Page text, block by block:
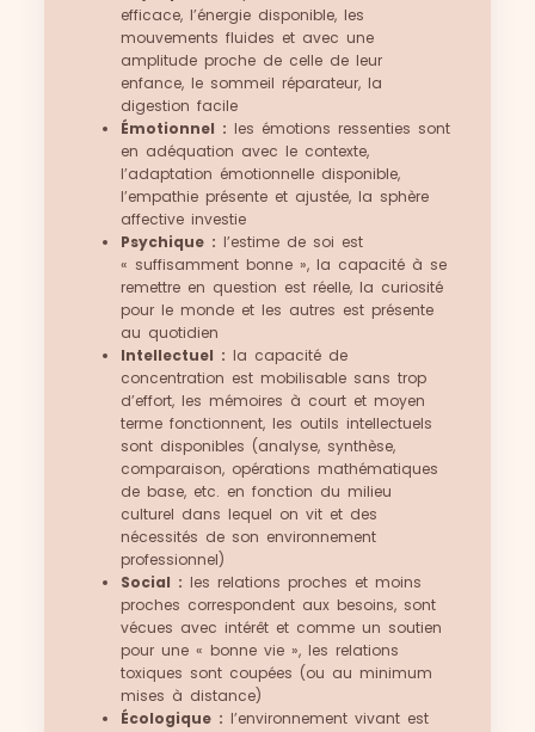
efficace, l’énergie disponible, les
mouvements fluides et avec une
amplitude proche de celle de leur
enfance, le sommeil réparateur, la
digestion facile
Émotionnel : les émotions ressenties sont
en adéquation avec le contexte,
l’adaptation émotionnelle disponible,
l’empathie présente et ajustée, la sphère
affective investie
Psychique : l’estime de soi est
« suffisamment bonne », la capacité à se
remettre en question est réelle, la curiosité
pour le monde et les autres est présente
au quotidien
Intellectuel : la capacité de
concentration est mobilisable sans trop
d’effort, les mémoires à court et moyen
terme fonctionnent, les outils intellectuels
sont disponibles (analyse, synthèse,
comparaison, opérations mathématiques
de base, etc. en fonction du milieu
culturel dans lequel on vit et des
nécessités de son environnement
professionnel)
Social : les relations proches et moins
proches correspondent aux besoins, sont
vécues avec intérêt et comme un soutien
pour une « bonne vie », les relations
toxiques sont coupées (ou au minimum
mises à distance)
Écologique : l’environnement vivant est